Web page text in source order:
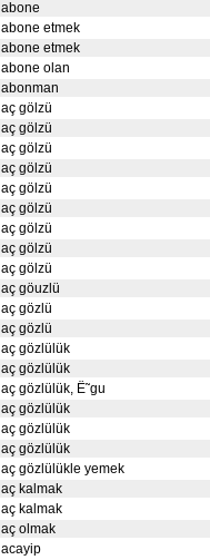
abone
abone etmek
abone etmek
abone olan
abonman
aç gölzü
aç gölzü
aç gölzü
aç gölzü
aç gölzü
aç gölzü
aç gölzü
aç gölzü
aç gölzü
aç göuzlü
aç gözlü
aç gözlü
aç gözlülük
aç gözlülük
aç gözlülük, Ë˜gu
aç gözlülük
aç gözlülük
aç gözlülük
aç gözlülükle yemek
aç kalmak
aç kalmak
aç olmak
acayip